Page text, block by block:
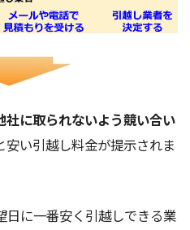
社に取られないよう競い合い
安い引越し料金が提示されま
日に一番安く引越しできる業